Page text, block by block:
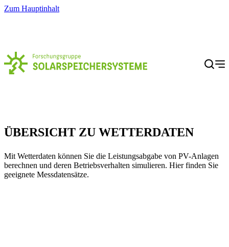
Zum Hauptinhalt
Menü
ÜBERSICHT ZU WETTERDATEN
Mit Wetterdaten können Sie die Leistungsabgabe von PV-Anlagen
berechnen und deren Betriebs­verhalten simulieren. Hier finden Sie
geeignete Messdatensätze.